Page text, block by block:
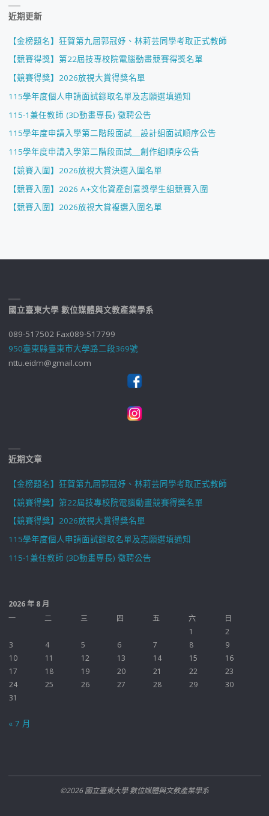
近期更新
【金榜題名】狂賀第九屆郭冠妤、林莉芸同學考取正式教師
【競賽得獎】第22屆技專校院電腦動畫競賽得獎名單
【競賽得獎】2026放視大賞得獎名單
115學年度個人申請面試錄取名單及志願選填通知
115-1兼任教師 (3D動畫專長) 徵聘公告
115學年度申請入學第二階段面試＿設計組面試順序公告
115學年度申請入學第二階段面試＿創作組順序公告
【競賽入圍】2026放視大賞決選入圍名單
【競賽入圍】2026 A+文化資產創意獎學生組競賽入圍
【競賽入圍】2026放視大賞複選入圍名單
國立臺東大學 數位媒體與文教產業學系
089-517502 Fax089-517799
950臺東縣臺東市大學路二段369號
nttu.eidm@gmail.com
近期文章
【金榜題名】狂賀第九屆郭冠妤、林莉芸同學考取正式教師
【競賽得獎】第22屆技專校院電腦動畫競賽得獎名單
【競賽得獎】2026放視大賞得獎名單
115學年度個人申請面試錄取名單及志願選填通知
115-1兼任教師 (3D動畫專長) 徵聘公告
2026 年 8 月
一
二 三 四 五 六
日
1
2
3
4 5 6 7 8
9
10
11 12 13 14 15
16
17
18 19 20 21 22
23
24
25 26 27 28 29
30
31
« 7 月
©2026 國立臺東大學 數位媒體與文教產業學系